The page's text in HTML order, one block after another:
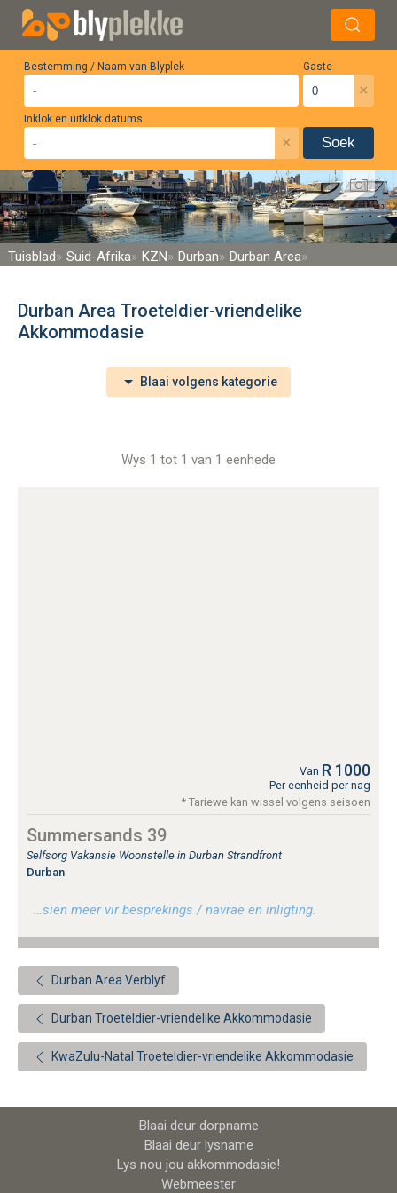
Bestemming / Naam van Blyplek Gaste
×
Inklok en uitklok datums
× Soek
Tuisblad Suid-Afrika KZN Durban Durban Area
Durban Area Troeteldier-vriendelike
Akkommodasie
Blaai volgens kategorie
Wys 1 tot 1 van 1 eenhede
Van R 1000
Per eenheid per nag
* Tariewe kan wissel volgens seisoen
Summersands 39
Selfsorg Vakansie Woonstelle in Durban Strandfront
Durban
…sien meer vir besprekings / navrae en inligting.
Durban Area Verblyf
Durban Troeteldier-vriendelike Akkommodasie
KwaZulu-Natal Troeteldier-vriendelike Akkommodasie
Blaai deur dorpname
Blaai deur lysname
Lys nou jou akkommodasie!
Webmeester